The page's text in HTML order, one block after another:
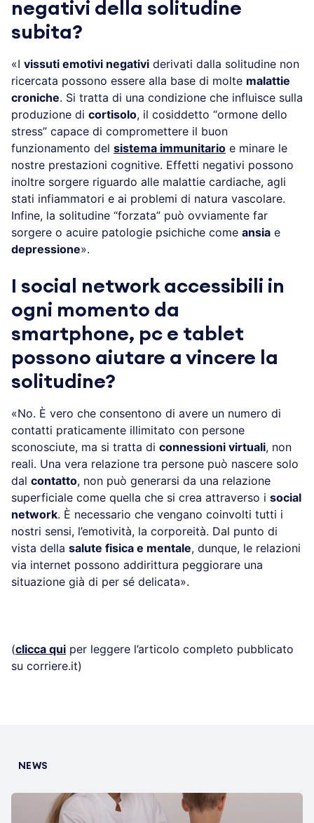
negativi della solitudine
subita?
«I vissuti emotivi negativi derivati dalla solitudine non
ricercata possono essere alla base di molte malattie
croniche. Si tratta di una condizione che influisce sulla
produzione di cortisolo, il cosiddetto “ormone dello
stress” capace di compromettere il buon
funzionamento del sistema immunitario e minare le
nostre prestazioni cognitive. Effetti negativi possono
inoltre sorgere riguardo alle malattie cardiache, agli
stati infiammatori e ai problemi di natura vascolare.
Infine, la solitudine “forzata” può ovviamente far
sorgere o acuire patologie psichiche come ansia e
depressione».
I social network accessibili in
ogni momento da
smartphone, pc e tablet
possono aiutare a vincere la
solitudine?
«No. È vero che consentono di avere un numero di
contatti praticamente illimitato con persone
sconosciute, ma si tratta di connessioni virtuali, non
reali. Una vera relazione tra persone può nascere solo
dal contatto, non può generarsi da una relazione
superficiale come quella che si crea attraverso i social
network. È necessario che vengano coinvolti tutti i
nostri sensi, l’emotività, la corporeità. Dal punto di
vista della salute fisica e mentale, dunque, le relazioni
via internet possono addirittura peggiorare una
situazione già di per sé delicata».
(clicca qui per leggere l’articolo completo pubblicato
su corriere.it)
NEWS